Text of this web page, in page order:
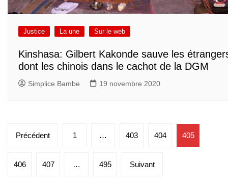
Justice La une Sur le web
Kinshasa: Gilbert Kakonde sauve les
dont les chinois dans le cachot de la DGM
Simplice Bambe 19 novembre 2020
Pagination
publications
Précédent 1 … 403 404 405
406 407 … 495 Suivant